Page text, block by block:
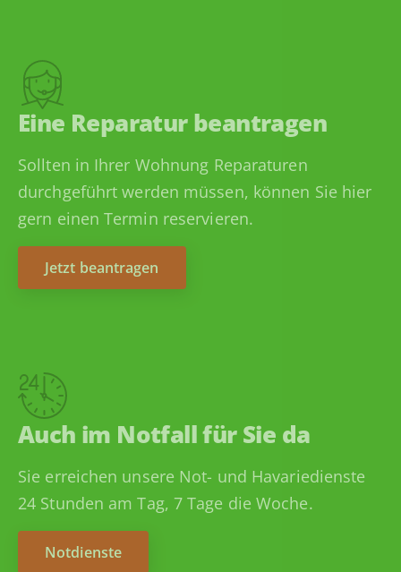
Eine Reparatur beantragen
Sollten in Ihrer Wohnung Reparaturen
durchgeführt werden müssen, können Sie hier
gern einen Termin reservieren.
Jetzt beantragen
Auch im Notfall für Sie da
Sie erreichen unsere Not- und Havariedienste
24 Stunden am Tag, 7 Tage die Woche.
Notdienste